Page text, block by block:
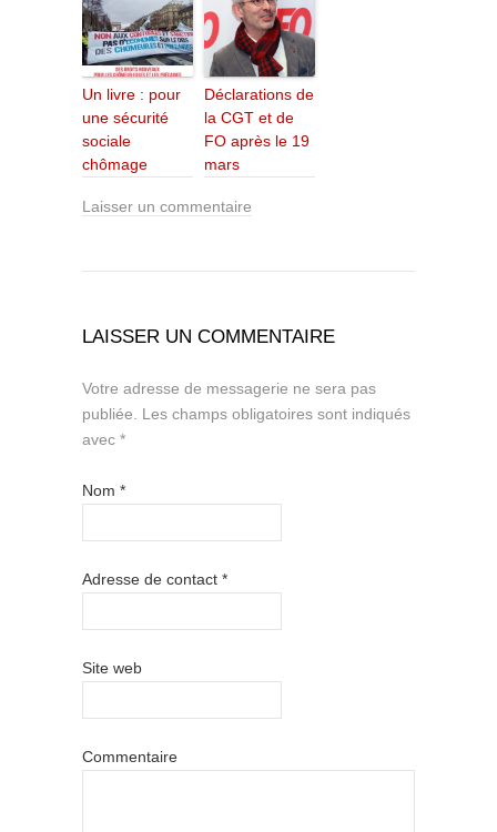
Un livre : pour
une sécurité
sociale
chômage
Déclarations de
la CGT et de
FO après le 19
mars
Laisser un commentaire
LAISSER UN COMMENTAIRE
Votre adresse de messagerie ne sera pas
publiée.
Les champs obligatoires sont indiqués
avec *
Nom *
Adresse de contact *
Site web
Commentaire